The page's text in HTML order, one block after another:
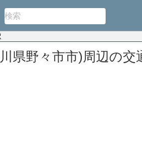
県野々市市)周辺の交